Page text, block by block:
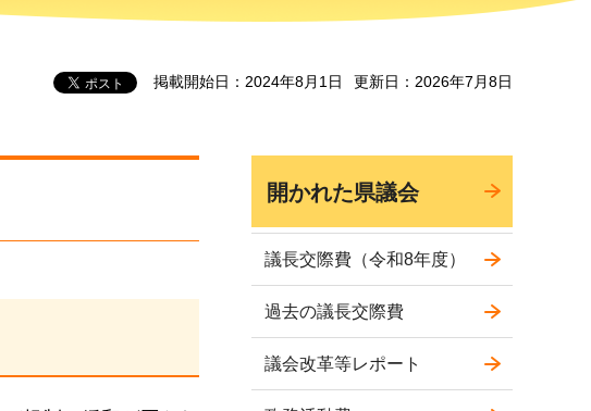
掲載開始日：2024年8月1日 更新日：2026年7月8日
開かれた県議会
議長交際費（令和8年度）
過去の議長交際費
議会改革等レポート